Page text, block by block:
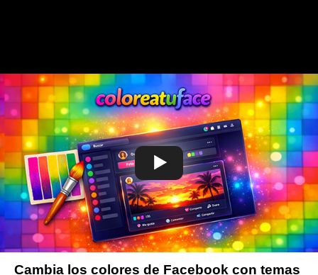
Cambia los colores de Facebook con temas